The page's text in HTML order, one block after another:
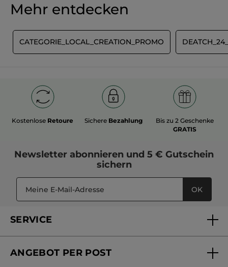
Mehr entdecken
CATEGORIE_LOCAL_CREATION_PROMO
Kostenlose Retoure Sichere Bezahlung
Bis zu 2 Geschenke
GRATIS
Newsletter abonnieren und 5 € Gutschein
sichern
OK
SERVICE
Mein Konto
ANGEBOT PER POST